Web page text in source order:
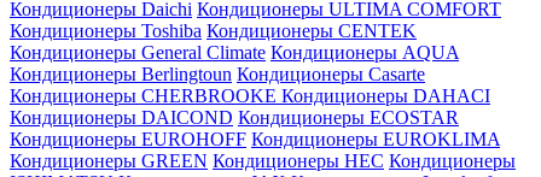
Кондиционеры Daichi Кондиционеры ULTIMA COMFORT
Кондиционеры Toshiba Кондиционеры CENTEK
Кондиционеры General Climate Кондиционеры AQUA
Кондиционеры Berlingtoun Кондиционеры Casarte
Кондиционеры CHERBROOKE Кондиционеры DAHACI
Кондиционеры DAICOND Кондиционеры ECOSTAR
Кондиционеры EUROHOFF Кондиционеры EUROKLIMA
Кондиционеры GREEN Кондиционеры HEC Кондиционеры